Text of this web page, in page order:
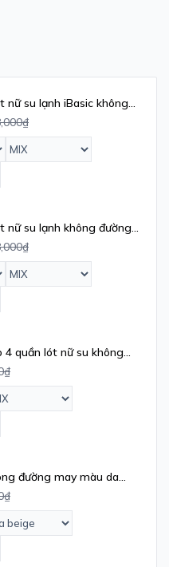
nữ su lạnh iBasic không
free cut - PANW204
nữ su lạnh không đường
free cut -
4 quần lót nữ su không
cao không lộ viền free
đường may màu da
- PANW178